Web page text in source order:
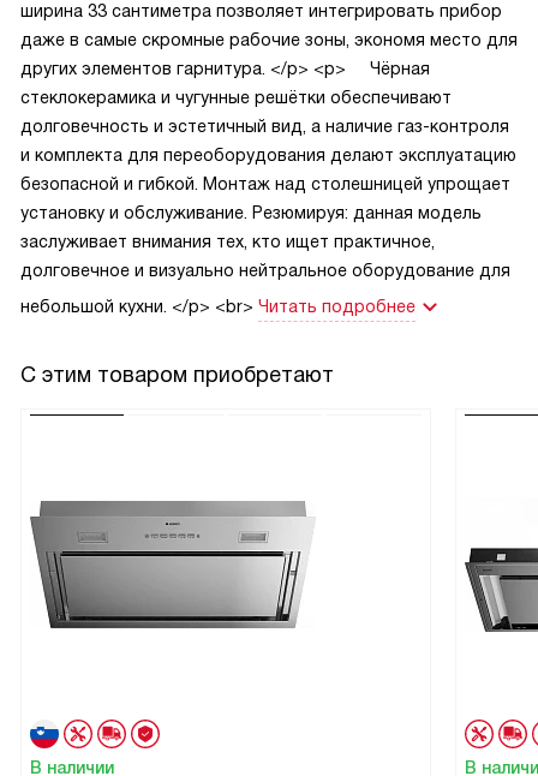
ширина 33 сантиметра позволяет интегрировать прибор
даже в самые скромные рабочие зоны, экономя место для
других элементов гарнитура. </p> <p> Чёрная
стеклокерамика и чугунные решётки обеспечивают
долговечность и эстетичный вид, а наличие газ-контроля
и комплекта для переоборудования делают эксплуатацию
безопасной и гибкой. Монтаж над столешницей упрощает
установку и обслуживание. Резюмируя: данная модель
заслуживает внимания тех, кто ищет практичное,
долговечное и визуально нейтральное оборудование для
небольшой кухни. </p> <br> Читать подробнее
С этим товаром приобретают
В наличии В